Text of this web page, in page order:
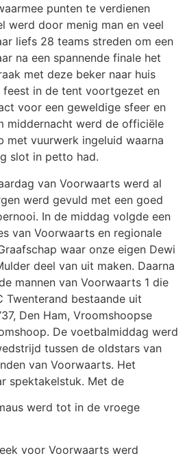
punten te verdienen
werd door menig man en veel
liefs 28 teams streden om een
na een spannende finale het
met deze beker naar huis
feest in de tent voortgezet en
voor een geweldige sfeer en
middernacht werd de officiële
met vuurwerk ingeluid waarna
slot in petto had.
van Voorwaarts werd al
werd gevuld met een goed
In de middag volgde een
van Voorwaarts en regionale
waar onze eigen Dewi
deel van uit maken. Daarna
mannen van Voorwaarts 1 die
Twenterand bestaande uit
Den Ham, Vroomshoopse
De voetbalmiddag werd
tussen de oldstars van
van Voorwaarts. Het
spektakelstuk. Met de
werd tot in de vroege
voor Voorwaarts werd